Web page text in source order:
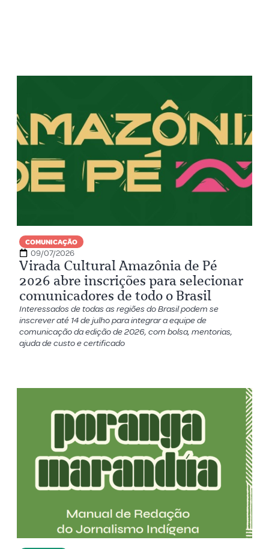
COMUNICAÇÃO
09/07/2026
Virada Cultural Amazônia de Pé
2026 abre inscrições para selecionar
comunicadores de todo o Brasil
Interessados de todas as regiões do Brasil podem se
inscrever até 14 de julho para integrar a equipe de
comunicação da edição de 2026, com bolsa, mentorias,
ajuda de custo e certificado